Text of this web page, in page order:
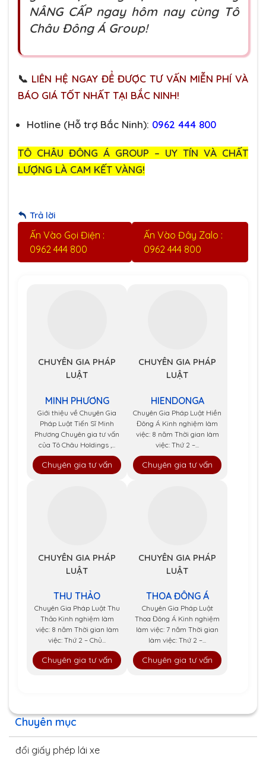
Chuyên mục
đổi giấy phép lái xe
NÂNG CẤP ngay hôm nay cùng Tô
Châu Đông Á Group!
📞 LIÊN HỆ NGAY ĐỂ ĐƯỢC TƯ VẤN MIỄN PHÍ VÀ
BÁO GIÁ TỐT NHẤT TẠI BẮC NINH!
Hotline (Hỗ trợ Bắc Ninh): 0962 444 800
TÔ CHÂU ĐÔNG Á GROUP – UY TÍN VÀ CHẤT
LƯỢNG LÀ CAM KẾT VÀNG!
Trả lời
Ấn Vào Gọi Điện :
0962 444 800
Ấn Vào Đây Zalo :
0962 444 800
CHUYÊN GIA PHÁP
LUẬT
MINH PHƯƠNG
Giới thiệu về Chuyên Gia
Pháp Luật Tiến Sĩ Minh
Phương Chuyên gia tư vấn
của Tô Châu Holdings ,...
Chuyên gia tư vấn
CHUYÊN GIA PHÁP
LUẬT
HIENDONGA
Chuyên Gia Pháp Luật Hiền
Đông Á Kinh nghiệm làm
việc: 8 năm Thời gian làm
việc: Thứ 2 –...
Chuyên gia tư vấn
CHUYÊN GIA PHÁP
LUẬT
THU THẢO
Chuyên Gia Pháp Luật Thu
Thảo Kinh nghiệm làm
việc: 8 năm Thời gian làm
việc: Thứ 2 – Chủ...
Chuyên gia tư vấn
CHUYÊN GIA PHÁP
LUẬT
THOA ĐÔNG Á
Chuyên Gia Pháp Luật
Thoa Đông Á Kinh nghiệm
làm việc: 7 năm Thời gian
làm việc: Thứ 2 –...
Chuyên gia tư vấn